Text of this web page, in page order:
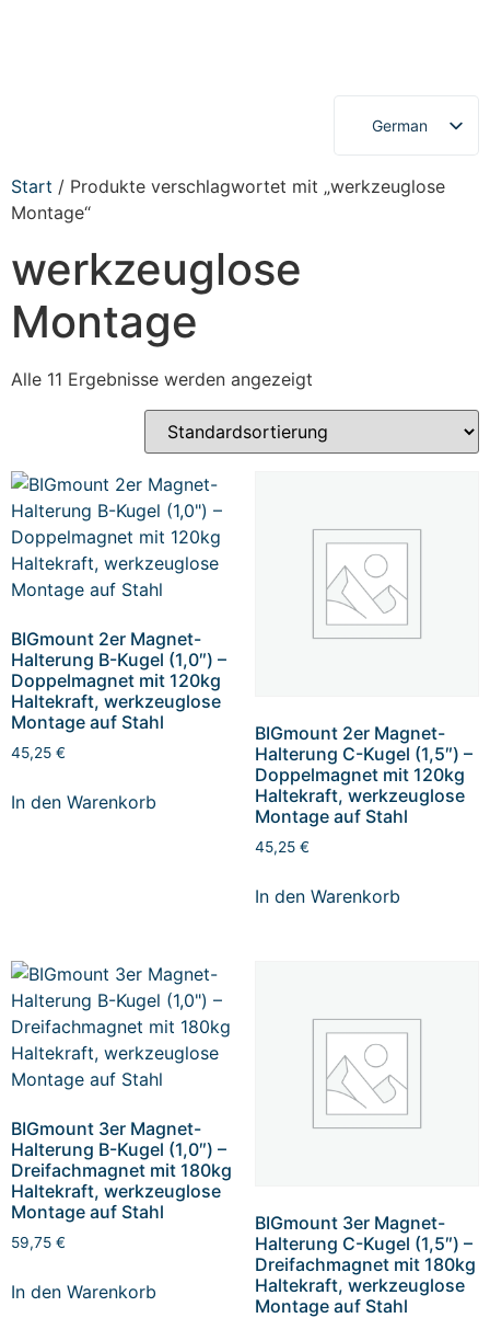
German
English
Start / Produkte verschlagwortet mit „werkzeuglose
Montage“
werkzeuglose
Montage
Alle 11 Ergebnisse werden angezeigt
BIGmount 2er Magnet-
Halterung B-Kugel (1,0″) –
Doppelmagnet mit 120kg
Haltekraft, werkzeuglose
Montage auf Stahl
45,25 €
In den Warenkorb
BIGmount 2er Magnet-
Halterung C-Kugel (1,5″) –
Doppelmagnet mit 120kg
Haltekraft, werkzeuglose
Montage auf Stahl
45,25 €
In den Warenkorb
BIGmount 3er Magnet-
Halterung B-Kugel (1,0″) –
Dreifachmagnet mit 180kg
Haltekraft, werkzeuglose
Montage auf Stahl
59,75 €
In den Warenkorb
BIGmount 3er Magnet-
Halterung C-Kugel (1,5″) –
Dreifachmagnet mit 180kg
Haltekraft, werkzeuglose
Montage auf Stahl